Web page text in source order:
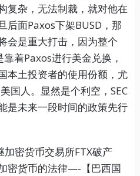
复杂，无法制裁，就对他在
后面Paxos下架BUSD，那
会是重大打击，因为整个
着Paxos进行美金兑换，
本土投资者的使用份额，尤
国人。显然是个利空，SEC
是未来一段时间的政策先行
密货币交易所FTX破产
密货币的法律—-【巴西国